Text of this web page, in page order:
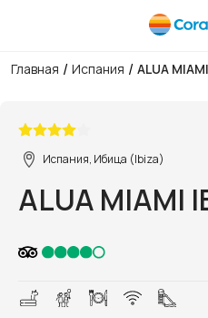
Главная / Испания / ALUA
Испания, Ибица (Ibiza)
ALUA MIAMI